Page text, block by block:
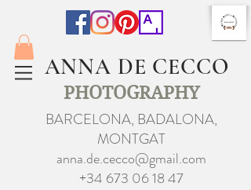
ANNA DE CECCO
PHOTOGRAPHY
BARCELONA, BADALONA,
MONTGAT
anna.de.cecco@gmail.com
+34 673 06 18 47